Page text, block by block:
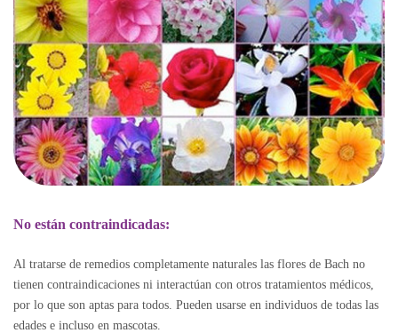
No están contraindicadas:
Al tratarse de remedios completamente naturales las flores de Bach no
tienen contraindicaciones ni interactúan con otros tratamientos médicos,
por lo que son aptas para todos. Pueden usarse en individuos de todas las
edades e incluso en mascotas.